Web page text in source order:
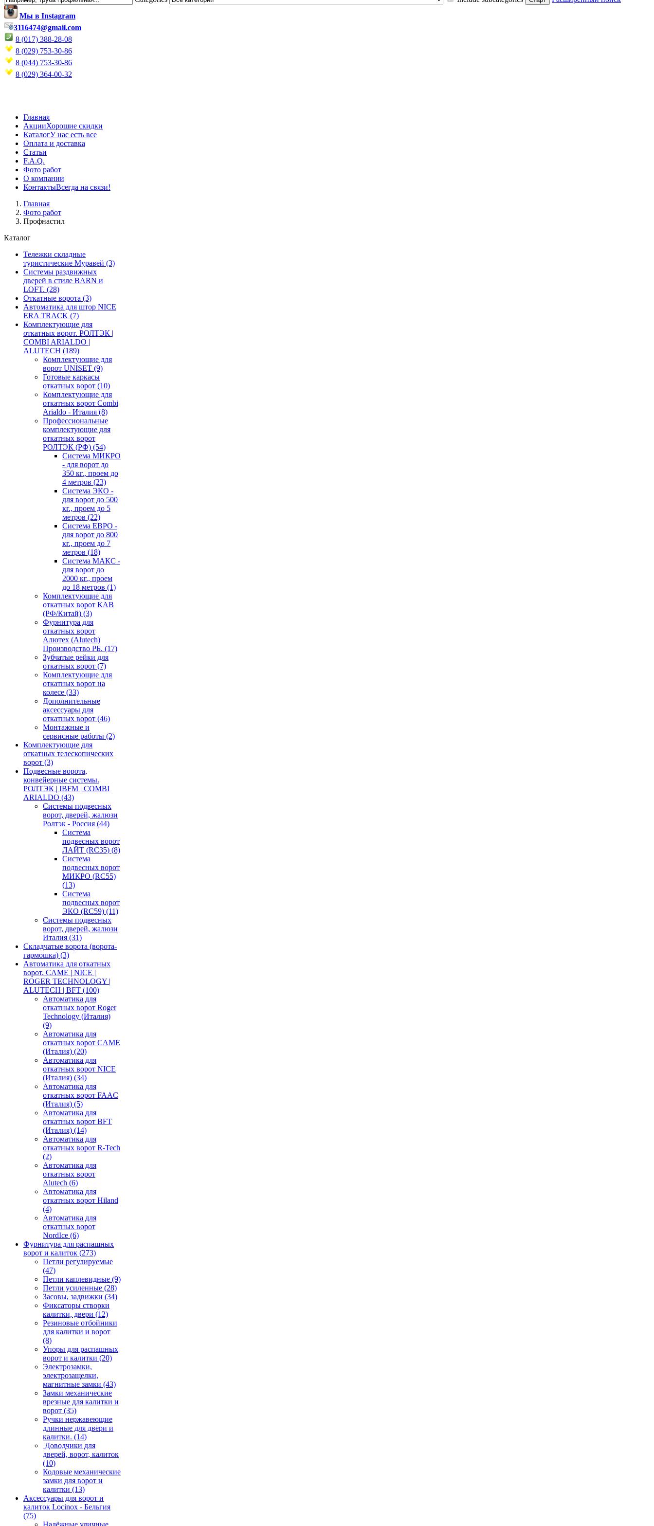
Мы в Instagram
3116474@gmail.com
8 (017) 388-28-08
8 (029) 753-30-86
8 (044) 753-30-86
8 (029) 364-00-32
Главная
АкцииХорошие скидки
КаталогУ нас есть все
Оплата и доставка
Статьи
F.A.Q.
Фото работ
О компании
КонтактыВсегда на связи!
Главная
Фото работ
Профнастил
Каталог
Тележки складные
туристические Муравей (3)
Системы раздвижных
дверей в стиле BARN и
LOFT. (28)
Откатные ворота (3)
Автоматика для штор NICE
ERA TRACK (7)
Комплектующие для
откатных ворот. РОЛТЭК |
COMBI ARIALDO |
ALUTECH (189)
Комплектующие для
ворот UNISET (9)
Готовые каркасы
откатных ворот (10)
Комплектующие для
откатных ворот Combi
Arialdo - Италия (8)
Профессиональные
комплектующие для
откатных ворот
РОЛТЭК (РФ) (54)
Система МИКРО
- для ворот до
350 кг., проем до
4 метров (23)
Система ЭКО -
для ворот до 500
кг., проем до 5
метров (22)
Система ЕВРО -
для ворот до 800
кг., проем до 7
метров (18)
Система МАКС -
для ворот до
2000 кг., проем
до 18 метров (1)
Комплектующие для
откатных ворот КАВ
(РФ/Китай) (3)
Фурнитура для
откатных ворот
Алютех (Alutech)
Производство РБ. (17)
Зубчатые рейки для
откатных ворот (7)
Комплектующие для
откатных ворот на
колесе (33)
Дополнительные
аксессуары для
откатных ворот (46)
Монтажные и
сервисные работы (2)
Комплектующие для
откатных телескопических
ворот (3)
Подвесные ворота,
конвейерные системы.
РОЛТЭК | IBFM | COMBI
ARIALDO (43)
Системы подвесных
ворот, дверей, жалюзи
Ролтэк - Россия (44)
Система
подвесных ворот
ЛАЙТ (RC35) (8)
Система
подвесных ворот
МИКРО (RC55)
(13)
Система
подвесных ворот
ЭКО (RC59) (11)
Системы подвесных
ворот, дверей, жалюзи
Италия (31)
Складчатые ворота (ворота-
гармошка) (3)
Автоматика для откатных
ворот. CAME | NICE |
ROGER TECHNOLOGY |
ALUTECH | BFT (100)
Автоматика для
откатных ворот Roger
Technology (Италия)
(9)
Автоматика для
откатных ворот CAME
(Италия) (20)
Автоматика для
откатных ворот NICE
(Италия) (34)
Автоматика для
откатных ворот FAAC
(Италия) (5)
Автоматика для
откатных ворот BFT
(Италия) (14)
Автоматика для
откатных ворот R-Tech
(2)
Автоматика для
откатных ворот
Alutech (6)
Автоматика для
откатных ворот Hiland
(4)
Автоматика для
откатных ворот
NordIce (6)
Фурнитура для распашных
ворот и калиток (273)
Петли регулируемые
(47)
Петли каплевидные (9)
Петли усиленные (28)
Засовы, задвижки (34)
Фиксаторы створки
калитки, двери (12)
Резиновые отбойники
для калитки и ворот
(8)
Упоры для распашных
ворот и калитки (20)
Электрозамки,
электрозащелки,
магнитные замки (43)
Замки механические
врезные для калитки и
ворот (35)
Ручки нержавеющие
длинные для двери и
калитки. (14)
Доводчики для
дверей, ворот, калиток
(10)
Кодовые механические
замки для ворот и
калитки (13)
Аксессуары для ворот и
калиток Locinox - Бельгия
(75)
Надёжные уличные